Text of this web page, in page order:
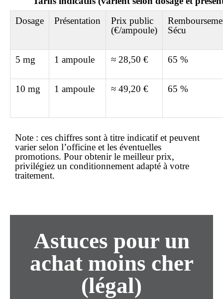
Dosage
Présentation
Prix public
(€/ampoule)
Sécu
5 mg 1 ampoule ≈ 28,50 € 65 %
10 mg 1 ampoule ≈ 49,20 € 65 %
Note : ces chiffres sont à titre indicatifet peuvent
varier selon l’officine et les éventuelles
promotions. Pour obtenir le meilleur prix,
privilégiez un conditionnement adapté à votre
traitement.
Astuces pour un
achat moins cher
(légal)